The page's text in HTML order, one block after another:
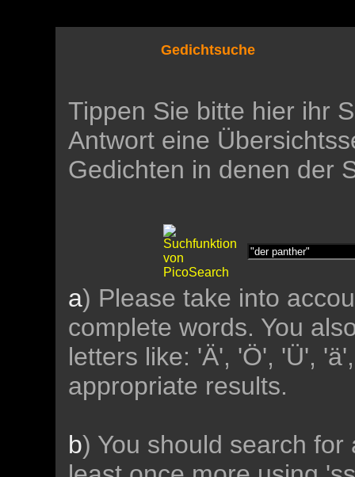
Gedichtsuche
Tippen Sie bitte hier ihr
Antwort eine
Gedichten in denen der
a) Please take into
complete words. You
letters like: 'Ä', 'Ö', 'Ü',
appropriate results.
b) You should search